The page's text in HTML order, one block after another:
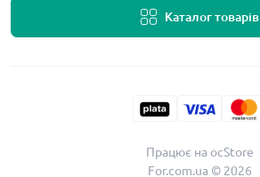
Каталог товарів
Працює наocStore
For.com.ua © 2026